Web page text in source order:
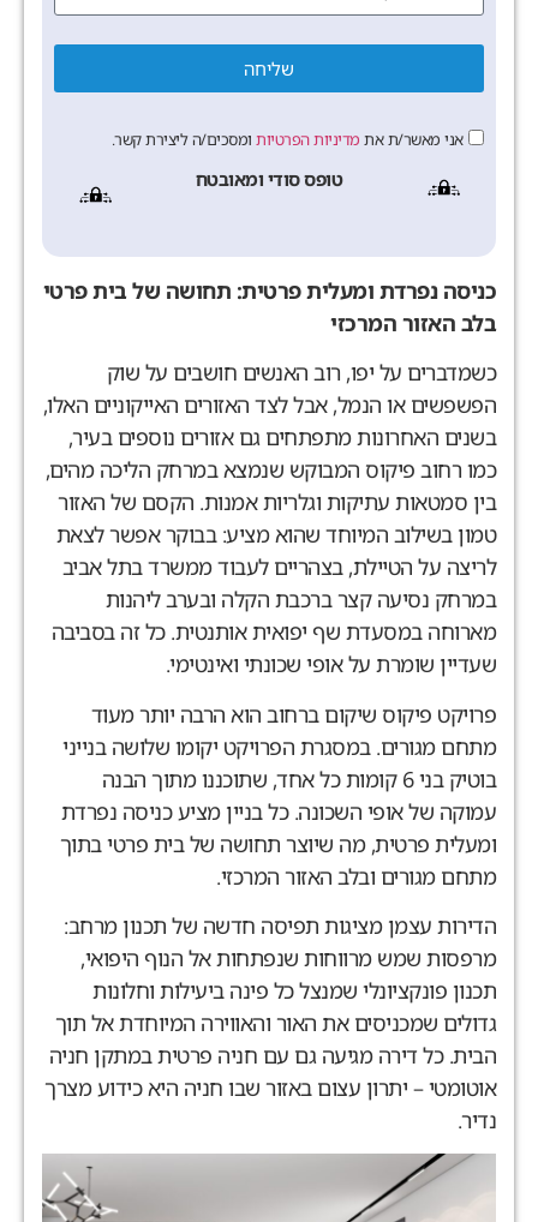
אני מאשר/ת את מדיניות הפרטיות ומסכים/ה ליצירת קשר.
שליחה
טופס סודי ומאובטח
כניסה נפרדת ומעלית פרטית: תחושה של בית פרטי
בלב האזור המרכזי
כשמדברים על יפו, רוב האנשים חושבים על שוק
הפשפשים או הנמל, אבל לצד האזורים האייקוניים האלו,
בשנים האחרונות מתפתחים גם אזורים נוספים בעיר,
כמו רחוב פיקוס המבוקש שנמצא במרחק הליכה מהים,
בין סמטאות עתיקות וגלריות אמנות. הקסם של האזור
טמון בשילוב המיוחד שהוא מציע: בבוקר אפשר לצאת
לריצה על הטיילת, בצהריים לעבוד ממשרד בתל אביב
במרחק נסיעה קצר ברכבת הקלה ובערב ליהנות
מארוחה במסעדת שף יפואית אותנטית. כל זה בסביבה
שעדיין שומרת על אופי שכונתי ואינטימי.
פרויקט פיקוס שיקום ברחוב הוא הרבה יותר מעוד
מתחם מגורים. במסגרת הפרויקט יקומו שלושה בנייני
בוטיק בני 6 קומות כל אחד, שתוכננו מתוך הבנה
עמוקה של אופי השכונה. כל בניין מציע כניסה נפרדת
ומעלית פרטית, מה שיוצר תחושה של בית פרטי בתוך
מתחם מגורים ובלב האזור המרכזי.
הדירות עצמן מציגות תפיסה חדשה של תכנון מרחב:
מרפסות שמש מרווחות שנפתחות אל הנוף היפואי,
תכנון פונקציונלי שמנצל כל פינה ביעילות וחלונות
גדולים שמכניסים את האור והאווירה המיוחדת אל תוך
הבית. כל דירה מגיעה גם עם חניה פרטית במתקן חניה
אוטומטי – יתרון עצום באזור שבו חניה היא כידוע מצרך
נדיר.